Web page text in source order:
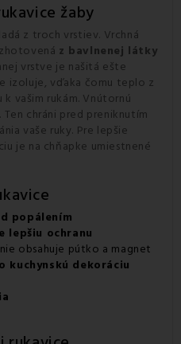
žaby
z troch vrstiev. Vrchná
z bavlnenej látky
vrstve je našitá ešte
izoluje, vďaka čomu teplo z
vašim rukám. Vnútornú
. Ten chráni pred preniknutím
vaše ruky. Pre lepšie
je na chňapke umiestnené
popálením
lepšiu ochranu
obsahuje pútko a magnet
kuchynskú dekoráciu